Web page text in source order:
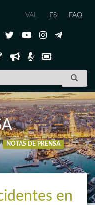
VAL ES FAQ
NOTAS DE PRENSA
en